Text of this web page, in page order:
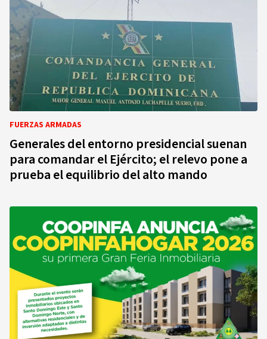
FUERZAS ARMADAS
Generales del entorno presidencial suenan
para comandar el Ejército; el relevo pone a
prueba el equilibrio del alto mando